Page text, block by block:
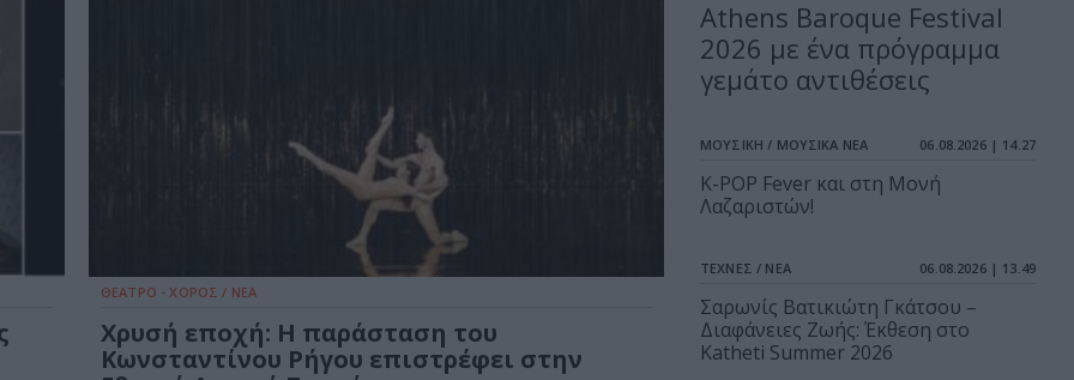
ΘΕΑΤΡΟ - ΧΟΡΟΣ / ΝΕΑ
Χρυσή εποχή: Η παράσταση του
Κωνσταντίνου Ρήγου επιστρέφει στην
Athens Baroque Festival
2026 με ένα πρόγραμμα
γεμάτο αντιθέσεις
ΜΟΥΣΙΚΗ / ΜΟΥΣΙΚΑ ΝΕΑ 06.08.2026 | 14.27
K-POP Fever και στη Μονή
Λαζαριστών!
ΤΕΧΝΕΣ / ΝΕΑ 06.08.2026 | 13.49
Σαρωνίς Βατικιώτη Γκάτσου –
Διαφάνειες Ζωής: Έκθεση στο
Katheti Summer 2026